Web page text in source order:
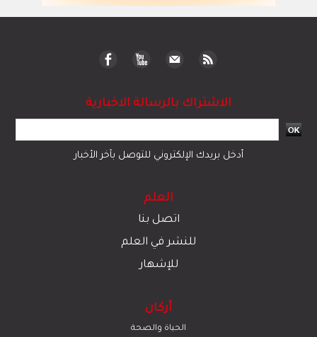
الاشتراك بالرسالة الاخبارية
أدخل بريدك الإلكتروني للتوصل بآخر الأخبار
العلم
اتصل بنا
للنشر في العلم
للإشهار
أركان
الحياة والصحة